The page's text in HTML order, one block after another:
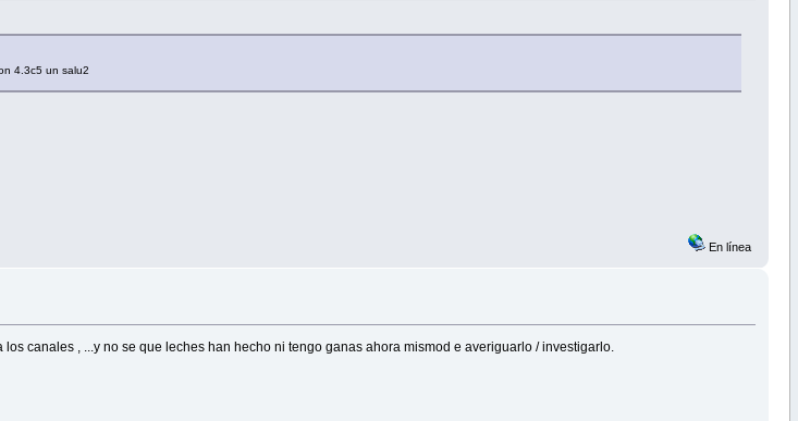
4.3c5 un salu2
En línea
canales , ...y no se que leches han hecho ni tengo ganas ahora mismod e averiguarlo / investigarlo.